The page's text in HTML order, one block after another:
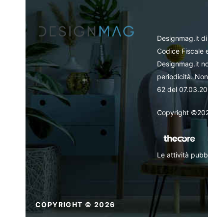
Designmag.it
Codice Fiscale
Designmag.it
periodicità.
62 del
Copyright
Le attività
COPYRIGHT © 2026